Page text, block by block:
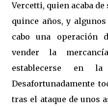
Vercetti, quien acaba
quince años, y
cabo una operación
vender la
establecerse en
Desafortunadamente
tras el ataque de unos